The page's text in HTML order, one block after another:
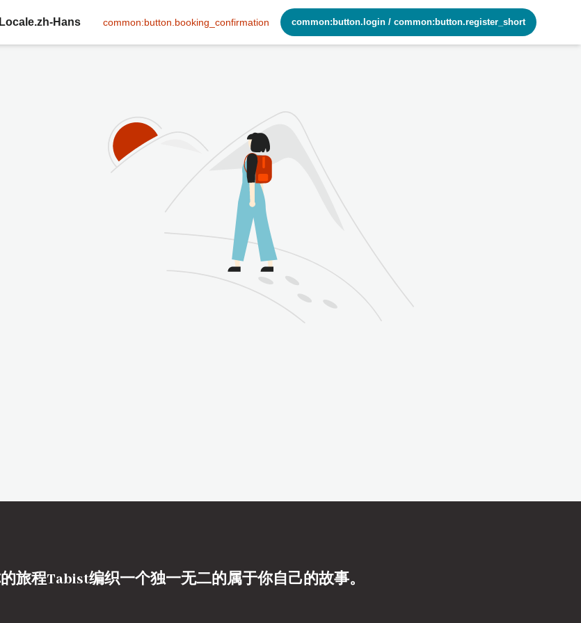
Hans common:button.booking_confirmation common:button.login / common:button.register_short
旅程Tabist编织一个独一无二的属于你自己的故事。